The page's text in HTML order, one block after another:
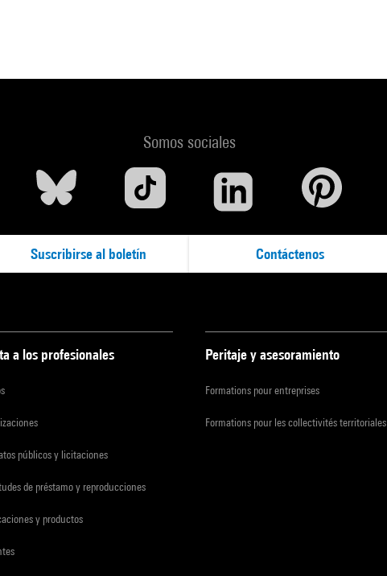
Somos sociales
Suscribirse al boletín Contáctenos
a los profesionales
públicos y licitaciones
de préstamo y reproducciones
y productos
Peritaje y asesoramiento
Formations pour entreprises
Formations pour les collectivités territoriales